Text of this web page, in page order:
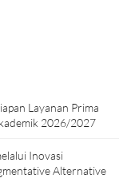
Layanan Prima
2026/2027
Inovasi
Alternative